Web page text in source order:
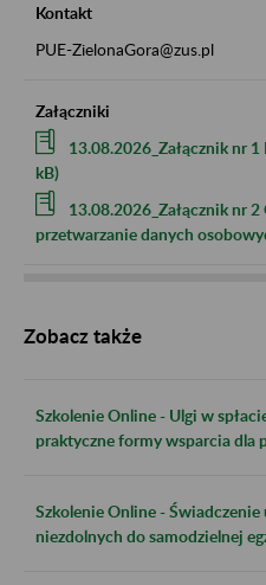
Kontakt
PUE-ZielonaGora@zus.pl
Załączniki
13.08.2026_Załącznik nr
kB)
13.08.2026_Załącznik nr
przetwarzanie danych
Zobacz także
Szkolenie Online - Ulgi w
praktyczne formy wsparcia dla
Szkolenie Online - Świadczenie
niezdolnych do samodzielnej